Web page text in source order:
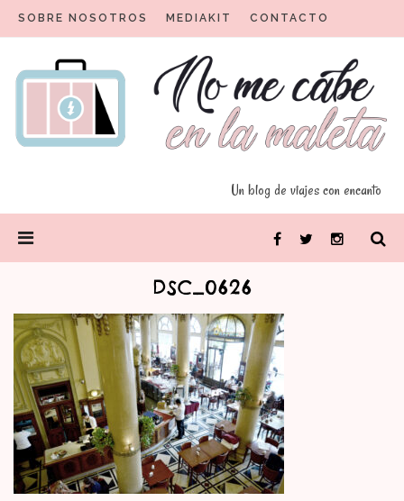
SOBRE NOSOTROS MEDIAKIT CONTACTO
Un blog de viajes con encanto
No me cabe en la maleta
Un blog para viajeros con encanto
FacebookTwitter Instagram
DSC_0626